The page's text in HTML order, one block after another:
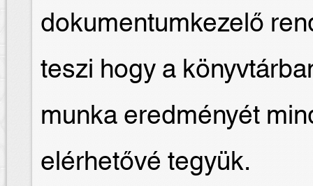
dokumentumkezelő
teszi hogy a
munka eredményét
elérhetővé tegyük.